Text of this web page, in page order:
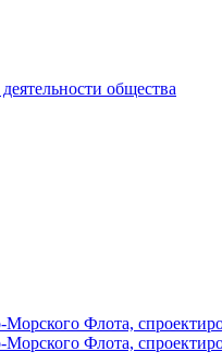
общества
Морского Флота,
Морского Флота,